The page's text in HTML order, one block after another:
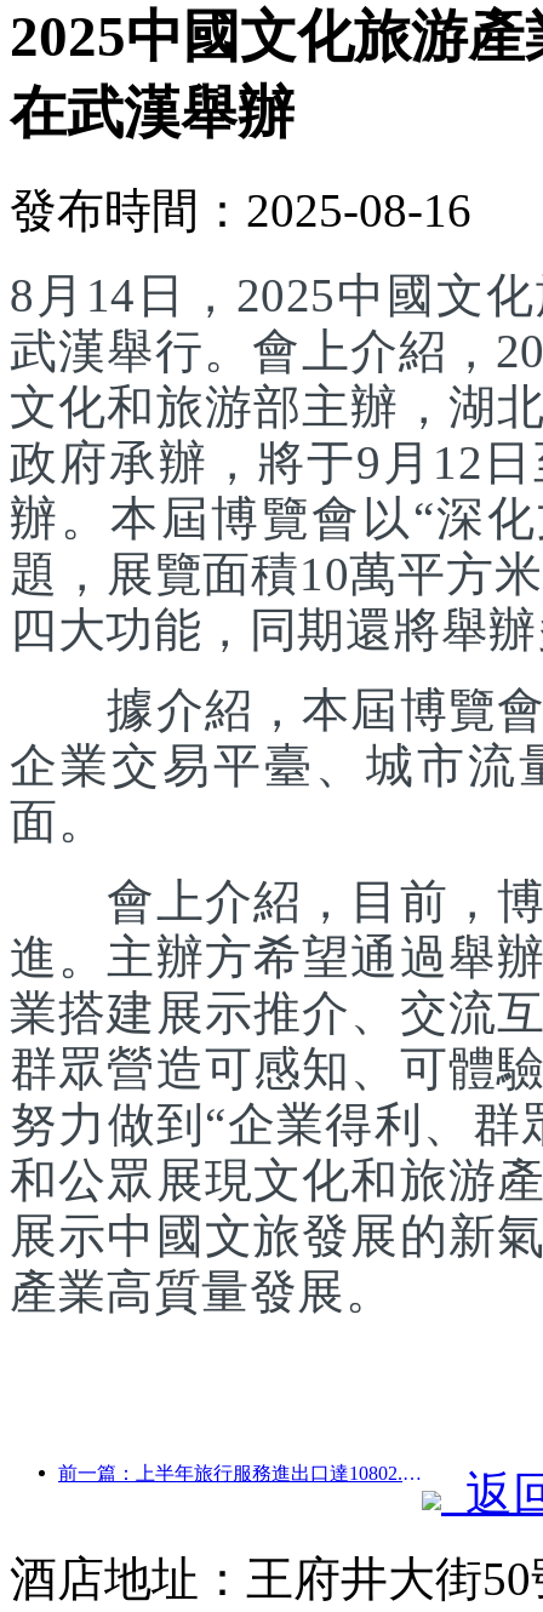
2025中國文化旅游
在武漢舉辦
發布時間：2025-08-16
8月14日，2025中國文
武漢舉行。會上介紹，
文化和旅游部主辦，湖
政府承辦，將于9月12
辦。本屆博覽會以“深
題，展覽面積10萬平方
四大功能，同期還將舉
據介紹，本屆博覽會
企業交易平臺、城市流
面。
會上介紹，目前，博
進。主辦方希望通過舉
業搭建展示推介、交流
群眾營造可感知、可體
努力做到“企業得利、
和公眾展現文化和旅游
展示中國文旅發展的新
產業高質量發展。
前一篇：上半年旅行服務進出口達10802.9億元
返
酒店地址：王府井大街